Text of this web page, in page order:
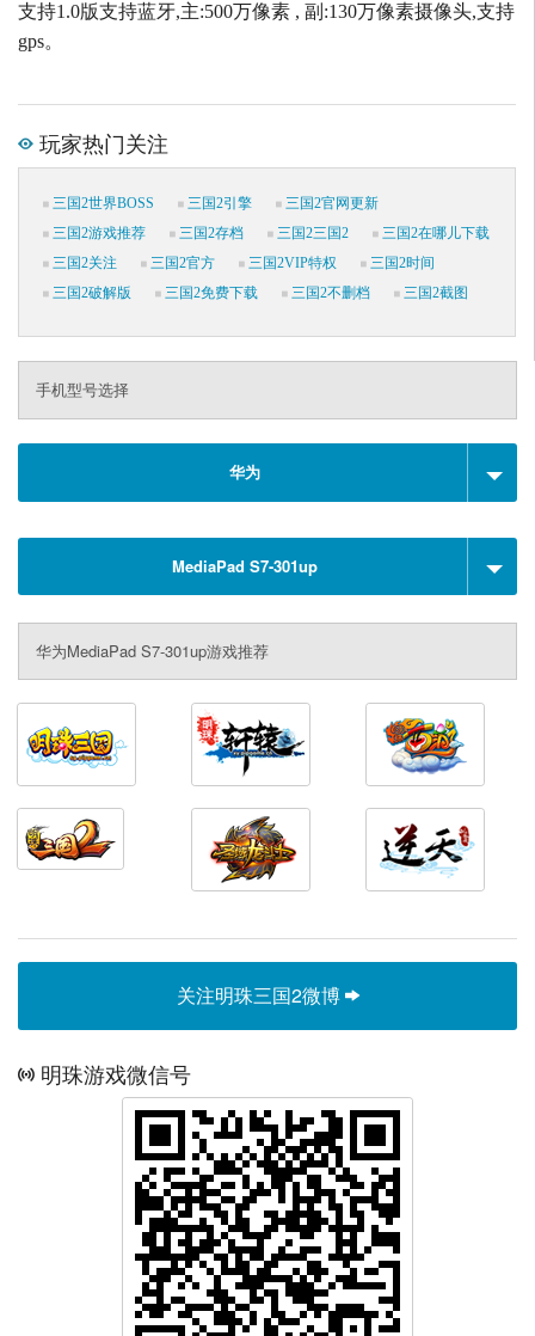
支持1.0版支持蓝牙,主:500万像素 , 副:130万像素摄像头,支持
gps。
玩家热门关注
三国2世界BOSS 三国2引擎
三国2官网更新
三国2游戏推荐
三国2存档 三国2三国2
三国2在哪儿下载
三国2关注
三国2官方 三国2VIP特权
三国2时间
三国2破解版
三国2免费下载 三国2不删档 三国2截图
手机型号选择
华为
MediaPad S7-301up
华为MediaPad S7-301up游戏推荐
关注明珠三国2微博
明珠游戏微信号